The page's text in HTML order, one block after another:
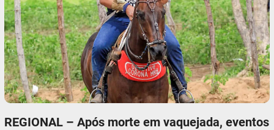
REGIONAL – Após morte em vaquejada, eventos